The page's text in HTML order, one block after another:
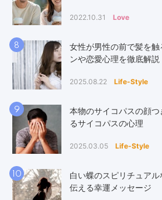
2022.10.31 Love
8
女性が男性の前で髪を
ンや恋愛心理を徹底解説
2025.08.22 Life-Style
9
本物のサイコパスの顔
るサイコパスの心理
2025.03.05 Life-Style
10
白い蝶のスピリチュア
伝える幸運メッセージ